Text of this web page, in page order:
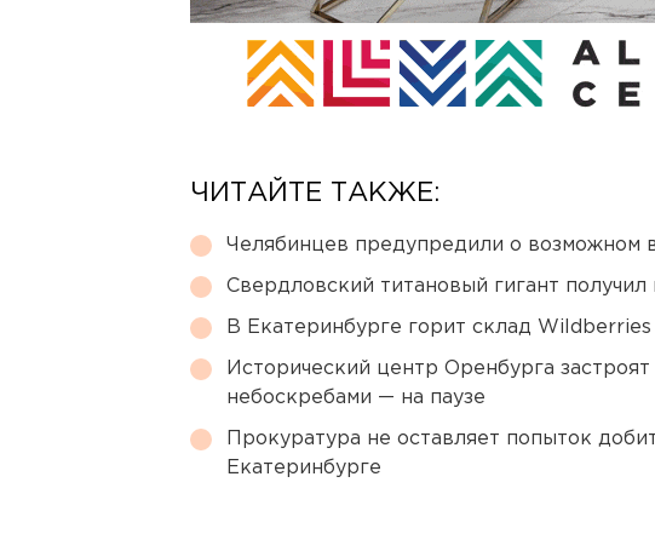
ЧИТАЙТЕ ТАКЖЕ:
Челябинцев предупредили о возможном
Свердловский титановый гигант
В Екатеринбурге горит склад Wildberries
Исторический центр Оренбурга
небоскребами — на паузе
Прокуратура не оставляет попыток
Екатеринбурге